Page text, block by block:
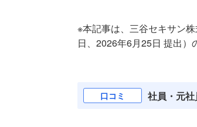
※本記事は、三谷セキサン
日、2026年6月25日 提出）
口コミ 社員・元社